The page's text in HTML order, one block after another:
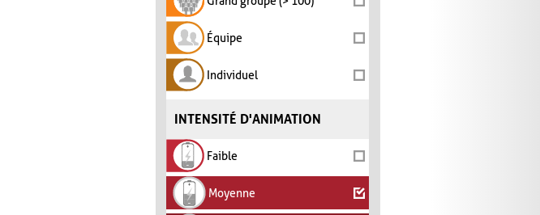
Équipe
Individuel
INTENSITÉ D'ANIMATION
Faible
Moyenne